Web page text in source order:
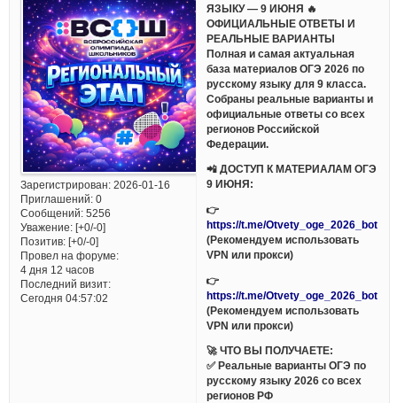
Зарегистрирован: 2026-01-16
Приглашений:0
Сообщений:5256
Уважение: [+0/-0]
Позитив: [+0/-0]
Провел на форуме:
4 дня 12 часов
Последний визит:
Сегодня 04:57:02
ЯЗЫКУ — 9 ИЮНЯ 🔥
ОФИЦИАЛЬНЫЕ ОТВЕТЫ И
РЕАЛЬНЫЕ ВАРИАНТЫ
Полная и самая актуальная
база материалов ОГЭ 2026 по
русскому языку для 9 класса.
Собраны реальные варианты и
официальные ответы со всех
регионов Российской
Федерации.
📲 ДОСТУП К МАТЕРИАЛАМ ОГЭ
9 ИЮНЯ:
👉
https://t.me/Otvety_oge_2026_bot
(Рекомендуем использовать
VPN или прокси)
👉
https://t.me/Otvety_oge_2026_bot
(Рекомендуем использовать
VPN или прокси)
🚀 ЧТО ВЫ ПОЛУЧАЕТЕ:
✅ Реальные варианты ОГЭ по
русскому языку 2026 со всех
регионов РФ